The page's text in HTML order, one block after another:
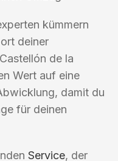
kümmern
deiner
de la
Wert auf eine
damit du
für deinen
Service, der